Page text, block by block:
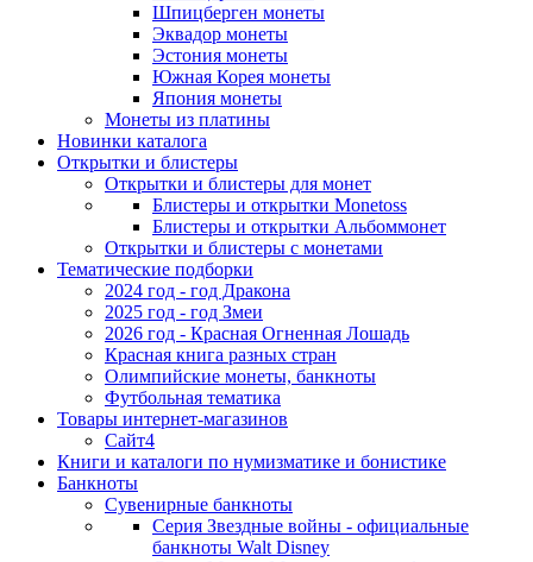
Шпицберген монеты
Эквадор монеты
Эстония монеты
Южная Корея монеты
Япония монеты
Монеты из платины
Новинки каталога
Открытки и блистеры
Открытки и блистеры для монет
Блистеры и открытки Monetoss
Блистеры и открытки Альбоммонет
Открытки и блистеры с монетами
Тематические подборки
2024 год - год Дракона
2025 год - год Змеи
2026 год - Красная Огненная Лошадь
Красная книга разных стран
Олимпийские монеты, банкноты
Футбольная тематика
Товары интернет-магазинов
Сайт4
Книги и каталоги по нумизматике и бонистике
Банкноты
Сувенирные банкноты
Серия Звездные войны - официальные
банкноты Walt Disney